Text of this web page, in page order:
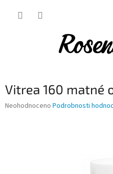
Vitrea 160 matné
Průměrné
Neohodnoceno Podrobnosti